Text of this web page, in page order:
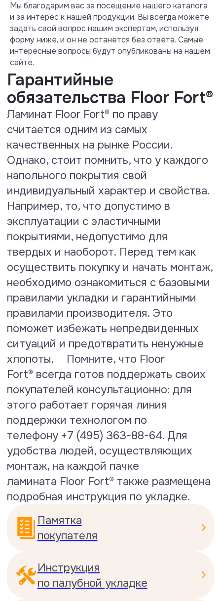
Мы благодарим вас за посещение нашего каталога
и за интерес к нашей продукции. Вы всегда можете
задать свой вопрос нашим экспертам, используя
форму ниже, и он не останется без ответа. Самые
интересные вопросы будут опубликованы на нашем
сайте.
выделяет никаких вредных
веществ.
Посмотреть сертификат
Тест на теплопроводность и
термическое сопротивление
По результатам испытаний
присвоены значения:
теплопроводность: 0, 157 W (m*K),
термическое сопротивление R
0.065 (m₂*K/W), что показывает
полную совместимость ламината
Floor Fort под использование с
системами теплый пол с нагревом
не выше + 29⁰ С.
Посмотреть сертификат
Тест на водопоглощение
По результатам испытаний
коэффициент водопоглощения
ламината Floor Fort® составляет
всего 10.1 %